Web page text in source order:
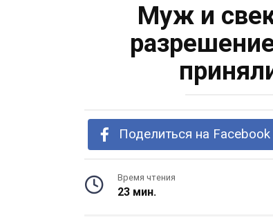
Муж и
Поделиться на Facebook
Время чтения
23 мин.